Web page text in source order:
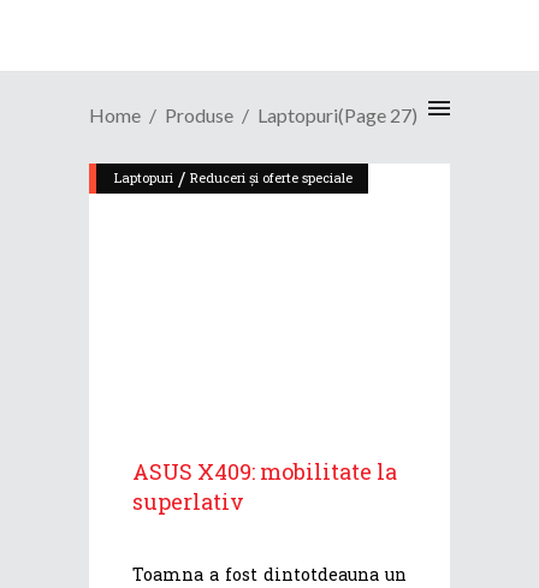
Home Produse Laptopuri(Page 27)
Laptopuri / Reduceri și oferte speciale
ASUS X409: mobilitate la
superlativ
Toamna a fost dintotdeauna un